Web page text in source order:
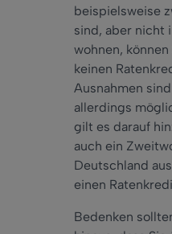
beispielsweise
sind, aber nicht
wohnen,
keinen
Ausnahmen
allerdings
gilt es darauf
auch ein
Deutschland
einen
Bedenken